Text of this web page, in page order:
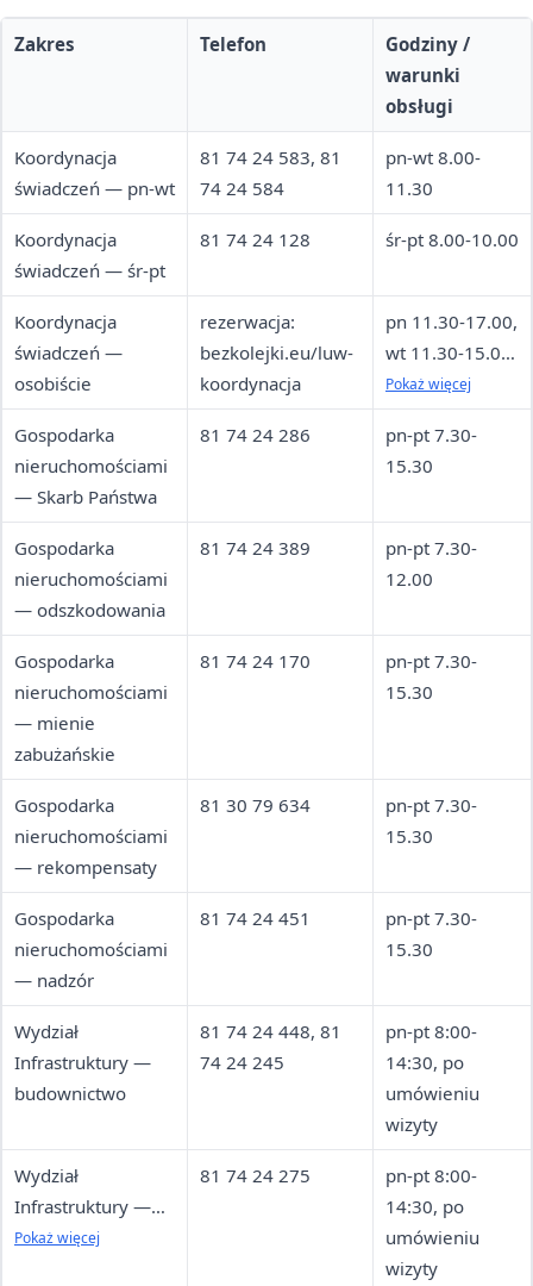
Zakres Telefon
Godziny /
warunki
obsługi
Koordynacja
świadczeń — pn-wt
81 74 24 583, 81
74 24 584
pn-wt 8.00-
11.30
Koordynacja
świadczeń — śr-pt
81 74 24 128 śr-pt 8.00-10.00
Koordynacja
świadczeń —
osobiście
rezerwacja:
bezkolejki.eu/luw-
koordynacja
pn 11.30-17.00,
wt 11.30-15.00,
ul.
Lubomelskiej 1-
3, V piętro
Pokaż więcej
Gospodarka
nieruchomościami
— Skarb Państwa
81 74 24 286
pn-pt 7.30-
15.30
Gospodarka
nieruchomościami
— odszkodowania
81 74 24 389
pn-pt 7.30-
12.00
Gospodarka
nieruchomościami
— mienie
zabużańskie
81 74 24 170
pn-pt 7.30-
15.30
Gospodarka
nieruchomościami
— rekompensaty
81 30 79 634
pn-pt 7.30-
15.30
Gospodarka
nieruchomościami
— nadzór
81 74 24 451
pn-pt 7.30-
15.30
Wydział
Infrastruktury —
budownictwo
81 74 24 448, 81
74 24 245
pn-pt 8:00-
14:30, po
umówieniu
wizyty
Wydział
Infrastruktury —
orzecznictwo
Pokaż więcej
81 74 24 275
pn-pt 8:00-
14:30, po
umówieniu
wizyty